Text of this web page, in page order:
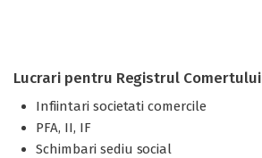
Lucrari pentru Registrul Comertului
Infiintari societati comercile
PFA, II, IF
Schimbari sediu social